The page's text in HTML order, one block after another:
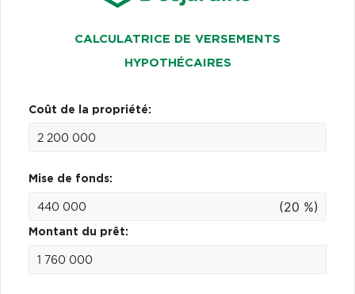
CALCULATRICE DE VERSEMENTS
HYPOTHÉCAIRES
Coût de la propriété:
Mise de fonds:
(20 %)
Montant du prêt: